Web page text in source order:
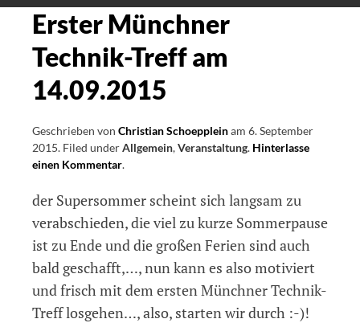
MENU
Erster Münchner
Technik-Treff am
14.09.2015
Geschrieben von Christian Schoeppleinam 6. September
2015. Filed underAllgemein,Veranstaltung. Hinterlasse
einen Kommentaron
Münchner
Technik-
Treff
am
14.09.2015
.
der Supersommer scheint sich langsam zu
verabschieden, die viel zu kurze Sommerpause
ist zu Ende und die großen Ferien sind auch
bald geschafft,…, nun kann es also motiviert
und frisch mit dem ersten Münchner Technik-
Treff losgehen…, also, starten wir durch :-)!